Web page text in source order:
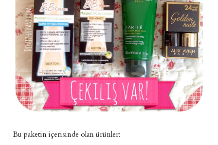
Bu paketin içerisinde olan ürünler: